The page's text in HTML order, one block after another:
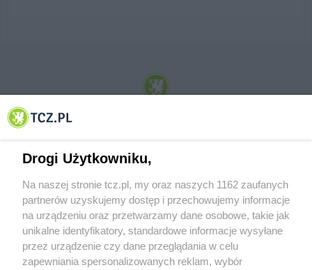
© 2001-2026 Tczew - TCZ.PL Sp. z o.o. Internetowy Serwis Informacyjny Miasta
O FIRMIE POLITYKA PRYWATNOŚCI HOSTING
Drogi Użytkowniku,
Na naszej stronie tcz.pl, my oraz naszych 1162 zaufanych
partnerów uzyskujemy dostęp i przechowujemy informacje
na urządzeniu oraz przetwarzamy dane osobowe, takie jak
unikalne identyfikatory, standardowe informacje wysyłane
przez urządzenie czy dane przeglądania w celu
zapewniania spersonalizowanych reklam, wybór